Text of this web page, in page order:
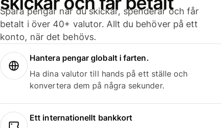
Spara pengar när du skickar, spenderar och får
betalt i över 40+ valutor. Allt du behöver på ett
konto, när det behövs.
Hantera pengar globalt i farten.
Ha dina valutor till hands på ett ställe och
konvertera dem på några sekunder.
Ett internationellt bankkort